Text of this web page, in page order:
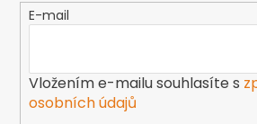
E-mail
Vložením e-mailu souhlasíte s
osobních údajů